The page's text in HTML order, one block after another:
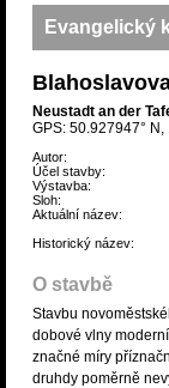
Evangelický
Neustadt an der
GPS: 50.927947°
Autor:
Účel stavby:
Výstavba:
Sloh:
Aktuální název:
Historický název:
O stavbě
Stavbu
dobové vlny
značné míry
druhdy poměrně